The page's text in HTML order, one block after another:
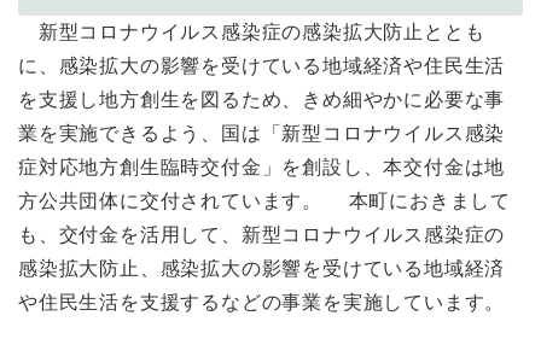
新型コロナウイルス感染症の感染拡大防止ととも
に、感染拡大の影響を受けている地域経済や住民生活
を支援し地方創生を図るため、きめ細やかに必要な事
業を実施できるよう、国は「新型コロナウイルス感染
症対応地方創生臨時交付金」を創設し、本交付金は地
方公共団体に交付されています。 本町におきまして
も、交付金を活用して、新型コロナウイルス感染症の
感染拡大防止、感染拡大の影響を受けている地域経済
や住民生活を支援するなどの事業を実施しています。